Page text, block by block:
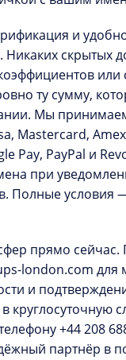
и
Никаких скрытых
или
ту сумму,
Мы
Mastercard,
Pay, PayPal и
при
Полные условия
прямо сейчас.
london.com для
и
круглосуточную
+44 208
партнёр в